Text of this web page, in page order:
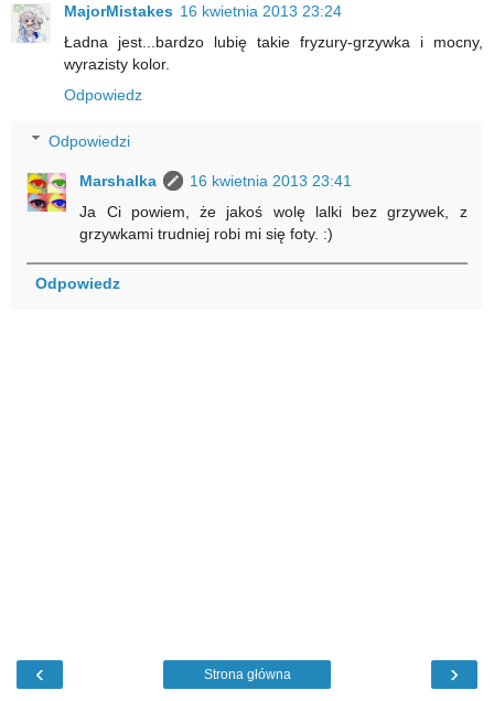
MajorMistakes 16 kwietnia 2013 23:24
Ładna jest...bardzo lubię takie fryzury-grzywka i mocny,
wyrazisty kolor.
Odpowiedz
Odpowiedzi
Marshalka
16 kwietnia 2013 23:41
Ja Ci powiem, że jakoś wolę lalki bez grzywek, z
grzywkami trudniej robi mi się foty. :)
Odpowiedz
‹ ›
Strona główna